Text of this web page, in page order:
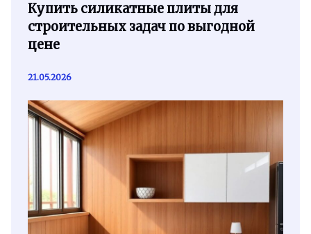
Купить силикатные плиты для
строительных задач по выгодной
цене
21.05.2026